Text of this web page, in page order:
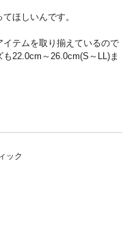
ほしいんです。
テムを取り揃えているので
22.0cm～26.0cm(S～LL)ま
ック